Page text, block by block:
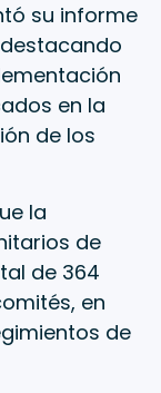
su informe
en la
de los
la
de
de 364
en
de